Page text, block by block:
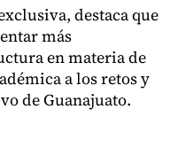
destaca que
más
en materia de
a los retos y
de Guanajuato.